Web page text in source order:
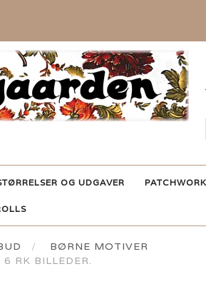
OG UDGAVER
BØRNE MOTIVER
RK BILLEDER.